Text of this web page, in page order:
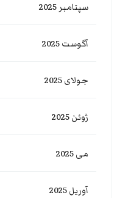
سپتامبر 2025
آگوست 2025
جولای 2025
ژوئن 2025
می 2025
آوریل 2025